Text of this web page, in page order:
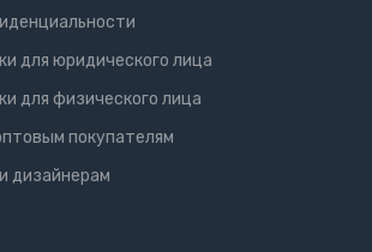
для юридического лица
для физического лица
покупателям
дизайнерам